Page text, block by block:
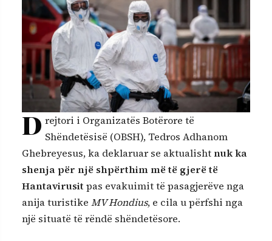
D rejtori i Organizatës Botërore të
Shëndetësisë (OBSH), Tedros Adhanom
Ghebreyesus, ka deklaruar se aktualisht nuk ka
shenja për një shpërthim më të gjerë të
Hantavirusit pas evakuimit të pasagjerëve nga
anija turistike MV Hondius, e cila u përfshi nga
një situatë të rëndë shëndetësore.